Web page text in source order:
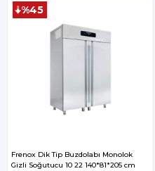
Frenox Dik Tip Buzdolabı Monolok
Gizli Soğutucu 10 22 140*81*205 cm
%45